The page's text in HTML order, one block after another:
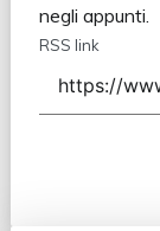
negli appunti.
RSS link